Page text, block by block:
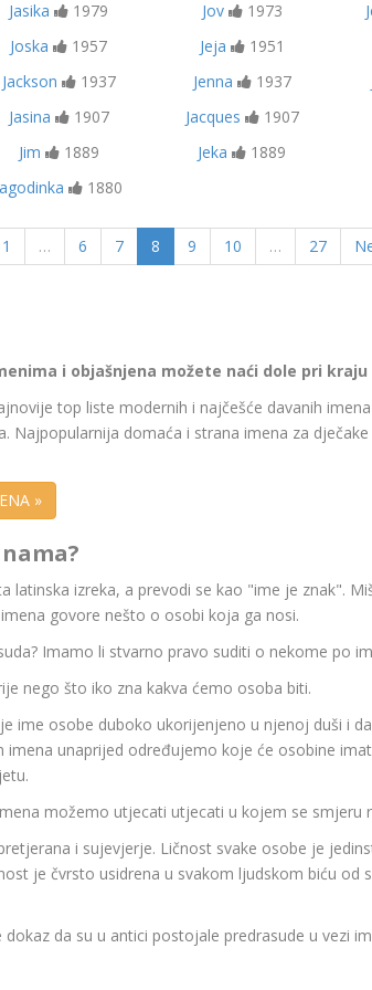
Jasika 1979 Jov 1973
Joska 1957 Jeja 1951
Jackson 1937 Jenna 1937
Jasina 1907 Jacques 1907
Jim 1889 Jeka 1889
1880
1 … 6 7 8 9 10 … 27
i objašnjena možete naći dole pri
top liste modernih i najčešće davanih
Najpopularnija domaća i strana imena za
»
latinska izreka, a prevodi se kao "ime je znak".
govore nešto o osobi koja ga nosi.
Imamo li stvarno pravo suditi o nekome po
nego što iko zna kakva ćemo osoba biti.
ime osobe duboko ukorijenjeno u njenoj duši i
unaprijed određujemo koje će osobine
možemo utjecati utjecati u kojem se smjeru
i sujevjerje. Ličnost svake osobe je
je čvrsto usidrena u svakom ljudskom biću od
da su u antici postojale predrasude u vezi